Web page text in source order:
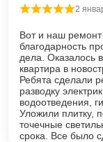
Оценка5
2
Вот и наш
благодарность
дела. Оказалось
квартира в
Ребята сделали
разводку
водоотведения,
Уложили плитку,
точечные
срока. Все было